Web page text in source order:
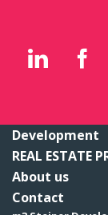
Development
REAL ESTATE
About us
Contact